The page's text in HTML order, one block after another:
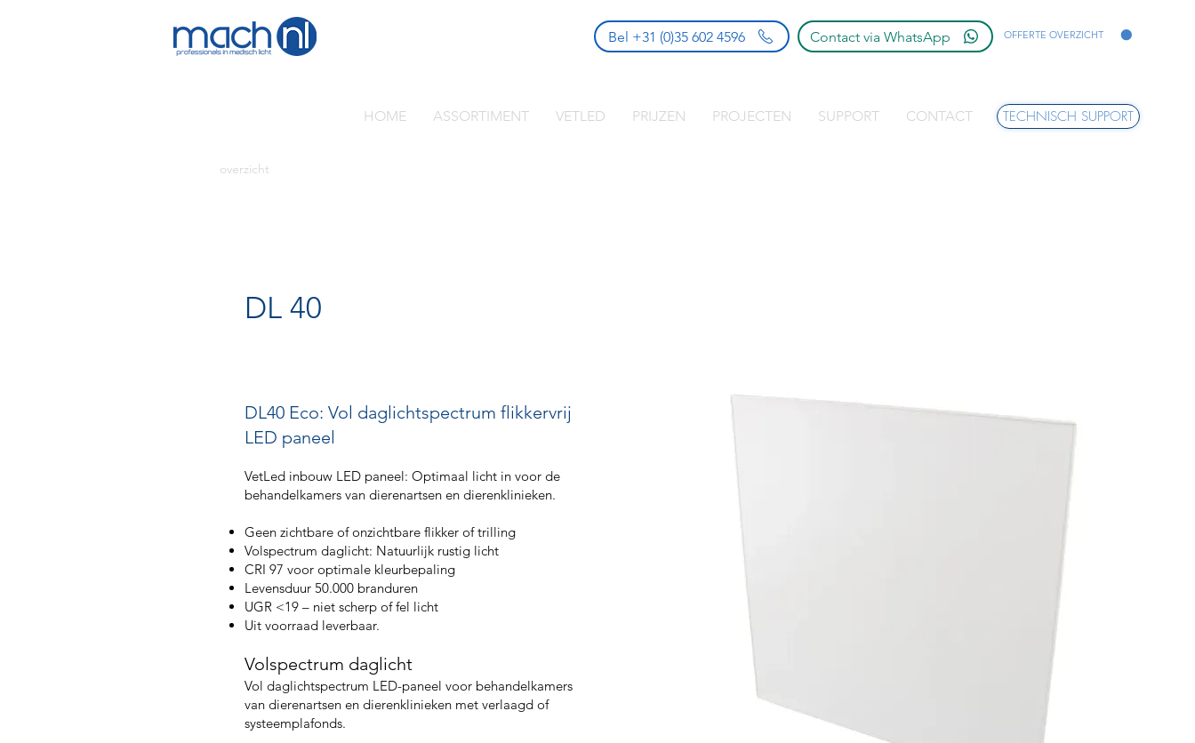
Bel +31 (0)35 602 4596 Contact via WhatsApp OFFERTE OVERZICHT
HOME ASSORTIMENT VETLED PRIJZEN PROJECTEN SUPPORT CONTACT TECHNISCH SUPPORT
overzicht
DL 40
DL40 Eco: Vol daglichtspectrum flikkervrij
LED paneel
VetLed inbouw LED paneel: Optimaal licht in voor de
behandelkamers van dierenartsen en dierenklinieken.
Geen zichtbare of onzichtbare flikker of trilling
Volspectrum daglicht: Natuurlijk rustig licht
CRI 97 voor optimale kleurbepaling
Levensduur 50.000 branduren
UGR <19 – niet scherp of fel licht
Uit voorraad leverbaar.
Volspectrum daglicht
Vol daglichtspectrum LED-paneel voor behandelkamers
van dierenartsen en dierenklinieken met verlaagd of
systeemplafonds.